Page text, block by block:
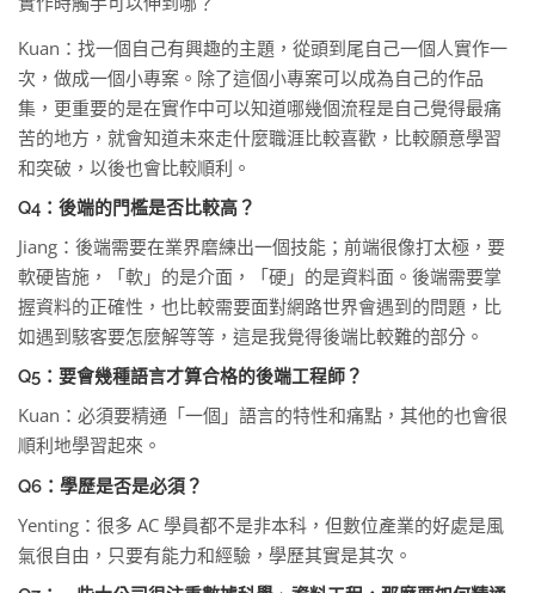
Kuan：找一個自己有興趣的主題，從頭到尾自己一個人實作一
次，做成一個小專案。除了這個小專案可以成為自己的作品
集，更重要的是在實作中可以知道哪幾個流程是自己覺得最痛
苦的地方，就會知道未來走什麼職涯比較喜歡，比較願意學習
和突破，以後也會比較順利。
Q4：後端的門檻是否比較高？
Jiang：後端需要在業界磨練出一個技能；前端很像打太極，要
軟硬皆施，「軟」的是介面，「硬」的是資料面。後端需要掌
握資料的正確性，也比較需要面對網路世界會遇到的問題，比
如遇到駭客要怎麼解等等，這是我覺得後端比較難的部分。
Q5：要會幾種語言才算合格的後端工程師？
Kuan：必須要精通「一個」語言的特性和痛點，其他的也會很
順利地學習起來。
Q6：學歷是否是必須？
Yenting：很多 AC 學員都不是非本科，但數位產業的好處是風
氣很自由，只要有能力和經驗，學歷其實是其次。